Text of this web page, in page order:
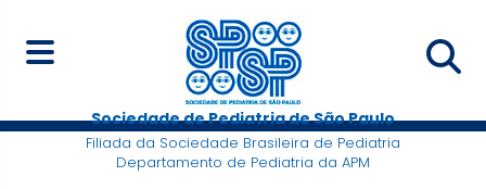
Sociedade de Pediatria de São Paulo
Filiada da Sociedade Brasileira de Pediatria
Departamento de Pediatria da APM